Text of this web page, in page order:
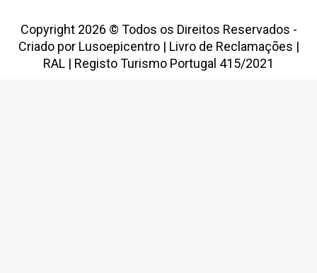
Copyright 2026 © Todos os Direitos Reservados -
Criado por Lusoepicentro| Livro de Reclamações |
RAL | Registo Turismo Portugal 415/2021